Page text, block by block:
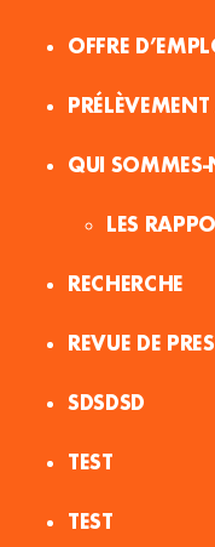
OFFRE
QUI SOMMES-
LES
RECHERCHE
REVUE DE
SDSDSD
TEST
TEST